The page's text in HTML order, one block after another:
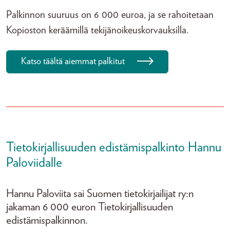
Palkinnon suuruus on 6 000 euroa, ja se rahoitetaan
Kopioston keräämillä tekijänoikeuskorvauksilla.
Katso täältä aiemmat palkitut
Tietokirjallisuuden edistämispalkinto Hannu
Paloviidalle
Hannu Paloviita sai Suomen tietokirjailijat ry:n
jakaman 6 000 euron Tietokirjallisuuden
edistämispalkinnon.